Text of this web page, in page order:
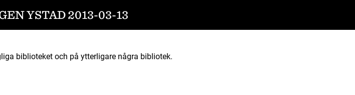
YSTAD 2013-03-13
biblioteket och på ytterligare några bibliotek.